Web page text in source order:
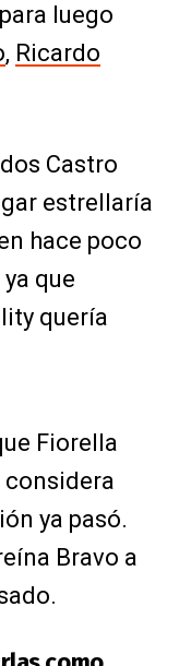
luego
, Ricardo
Castro
estrellaría
hace poco
que
quería
Fiorella
considera
ya pasó.
Bravo a